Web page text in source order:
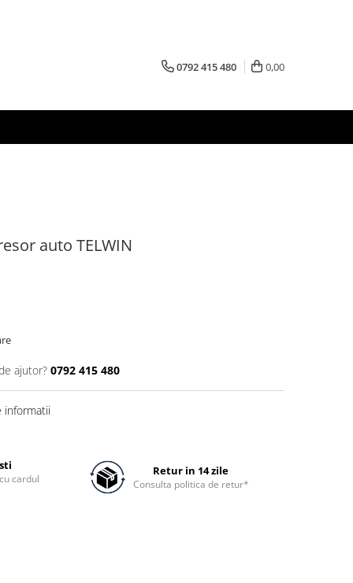
0792 415 480 0,00
auto TELWIN
ajutor? 0792 415 480
informatii
cardul
Retur in 14 zile
Consulta politica de retur*